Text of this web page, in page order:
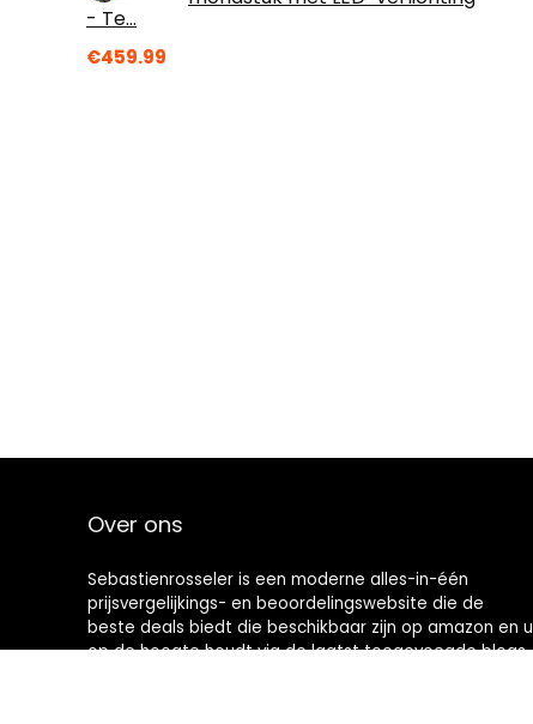
- Te…
€459.99
Over ons
Sebastienrosseler is een moderne alles-in-één
prijsvergelijkings- en beoordelingswebsite die de
beste deals biedt die beschikbaar zijn op amazon en u
op de hoogte houdt via de laatst toegevoegde blogs.